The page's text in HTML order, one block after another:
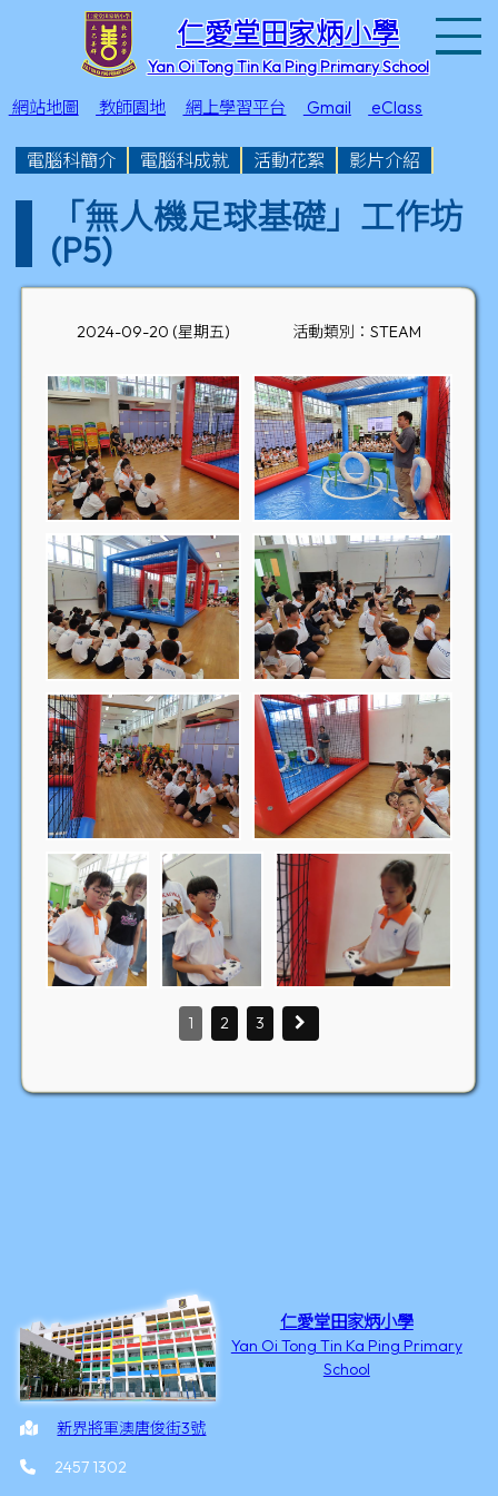
仁愛堂田家炳小學
Yan Oi Tong Tin Ka Ping Primary School
網站地圖 教師園地 網上學習平台 Gmail eClass
電腦科簡介 電腦科成就 活動花絮 影片介紹
「無人機足球基礎」工作坊
(P5)
2024-09-20 (星期五) 活動類別：STEAM
1 2 3
仁愛堂田家炳小學
Yan Oi Tong Tin Ka Ping Primary
School
新界將軍澳唐俊街3號
2457 1302